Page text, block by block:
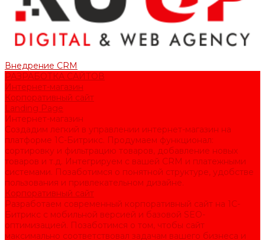
Внедрение CRM
РАЗРАБОТКА САЙТОВ
Интернет-магазин
Корпоративный сайт
Landing Page
Интернет-магазин
Создадим легкий в управлении интернет-магазин на
платформе 1С-Битрикс. Продумаем функционал:
сортировку и фильтрацию товаров, добавление новых
товаров и т.д. Интегрируем с вашей CRM и платежными
системами. Позаботимся о понятной структуре, удобстве
пользования и привлекательном дизайне.
Корпоративный сайт
Разработаем современный корпоративный сайт на 1С-
Битрикс с мобильной версией и базовой SEO-
оптимизацией. Позаботимся о том, чтобы сайт
максимально соответствовал задачам вашего бизнеса и